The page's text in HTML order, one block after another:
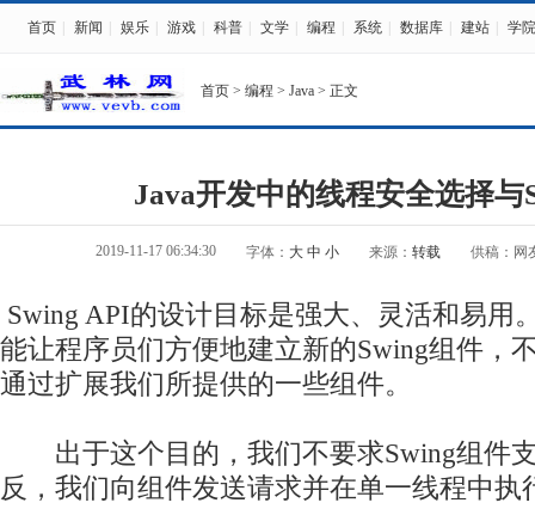
首页 新闻 娱乐 游戏 科普 文学 编程 系统 数据库 建站 学院
首页 > 编程 > Java > 正文
Java开发中的线程安全选择与
2019-11-17 06:34:30 字体： 大 中 小 来源： 转载 供稿：网
Swing API的设计目标是强大、灵活和易用
能让程序员们方便地建立新的Swing组件 ，
通过扩展我们所提供的一些组件。
出于这个目的，我们不要求Swing组件
反，我们向组件发送请求并在单一线程中执